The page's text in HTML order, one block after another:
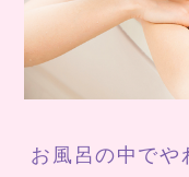
お風呂の中でや